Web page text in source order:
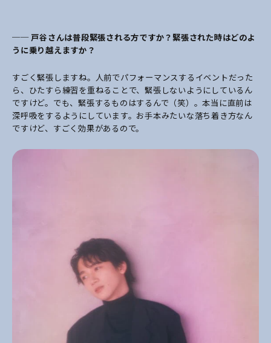
── 戸谷さんは普段緊張される方ですか？緊張された時はどのよ
うに乗り越えますか？
すごく緊張しますね。人前でパフォーマンスするイベントだった
ら、ひたすら練習を重ねることで、緊張しないようにしているん
ですけど。でも、緊張するものはするんで（笑）。本当に直前は
深呼吸をするようにしています。お手本みたいな落ち着き方なん
ですけど、すごく効果があるので。